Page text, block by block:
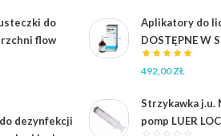
do
flow
dezynfekcji
Aplikatory do
DOSTĘPNE W
492,00ZŁ
Strzykawka j.u.
pomp LUER